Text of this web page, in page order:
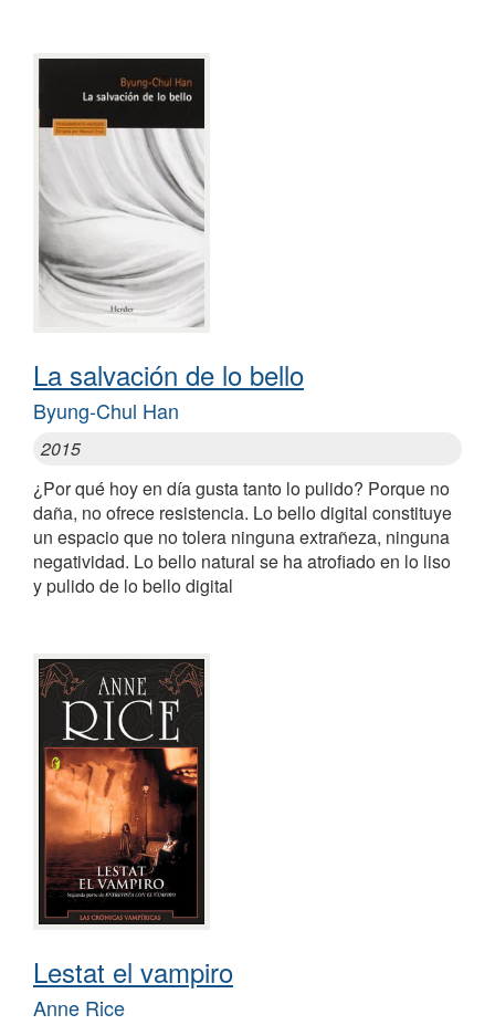
La salvación de lo bello
Byung-Chul Han
2015
¿Por qué hoy en día gusta tanto lo pulido? Porque no
daña, no ofrece resistencia. Lo bello digital constituye
un espacio que no tolera ninguna extrañeza, ninguna
negatividad. Lo bello natural se ha atrofiado en lo liso
y pulido de lo bello digital
Lestat el vampiro
Anne Rice